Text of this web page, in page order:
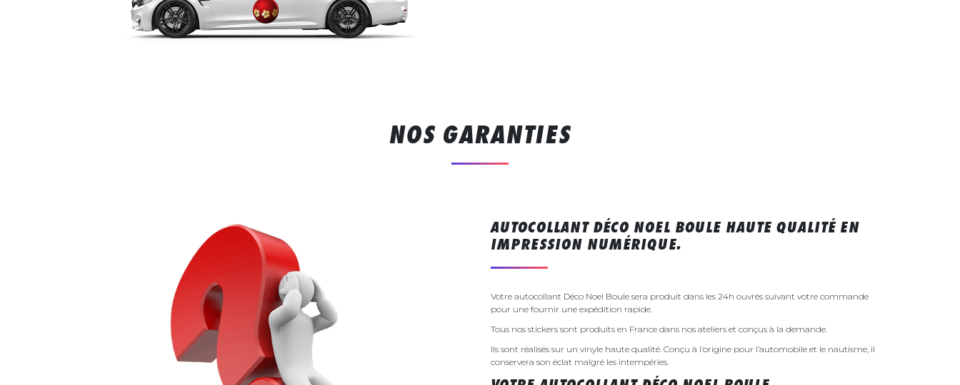
NOS GARANTIES
AUTOCOLLANT DÉCO NOEL BOULE HAUTE QUALITÉ EN
IMPRESSION NUMÉRIQUE.
Votre autocollant Déco Noel Boule sera produit dans les 24h ouvrés suivant votre commande
pour une fournir une expédition rapide.
Tous nos stickers sont produits en France dans nos ateliers et conçus à la demande.
Ils sont réalisés sur un vinyle haute qualité. Conçu à l’origine pour l’automobile et le nautisme, il
conservera son éclat malgré les intempéries.